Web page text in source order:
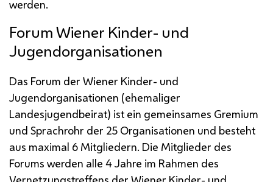
werden.
Forum Wiener Kinder- und
Jugendorganisationen
Das Forum der Wiener Kinder- und
Jugendorganisationen (ehemaliger
Landesjugendbeirat) ist ein gemeinsames Gremium
und Sprachrohr der 25 Organisationen und besteht
aus maximal 6 Mitgliedern. Die Mitglieder des
Forums werden alle 4 Jahre im Rahmen des